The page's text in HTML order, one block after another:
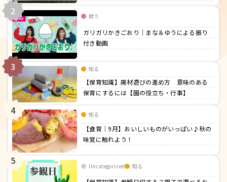
2 歌う
ガリガリかきごおり｜まな＆ゆうによる振り
付き動画
3 知る
【保育知識】廃材遊びの進め方 意味のある
保育にするには【園の役立ち・行事】
4 知る
【食育｜9月】おいしいものがいっぱい♪秋の
味覚に触れよう！
5 Uncategorized 知る